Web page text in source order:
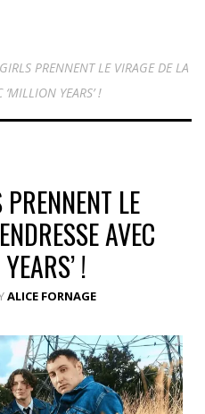
PRENNENT LE VIRAGE DE LA
‘MILLION YEARS’ !
LE
AVEC
!
ALICE FORNAGE